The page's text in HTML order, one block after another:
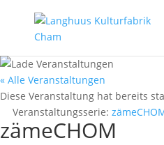
« Alle Veranstaltungen
Diese Veranstaltung hat bereits
Veranstaltungsserie:
zämeCHOM